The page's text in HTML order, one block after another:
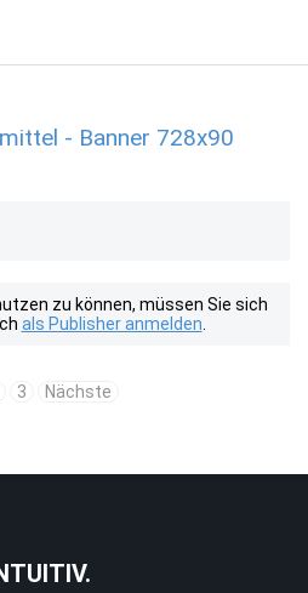
- Banner 728x90
zu können, müssen Sie sich
als Publisher anmelden
3 Nächste